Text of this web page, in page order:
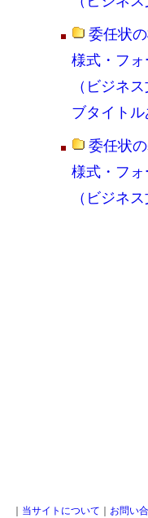
委任状
様式・フォ
（ビジネ
ブタイトル
委任状
様式・フォ
（ビジネ
｜ 当サイトについて ｜ お問い